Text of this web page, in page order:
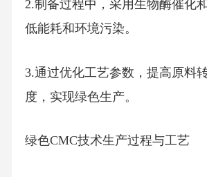
2.制备过程中，采用生物酶催化
低能耗和环境污染。
3.通过优化工艺参数，提高原料
度，实现绿色生产。
绿色CMC技术生产过程与工艺